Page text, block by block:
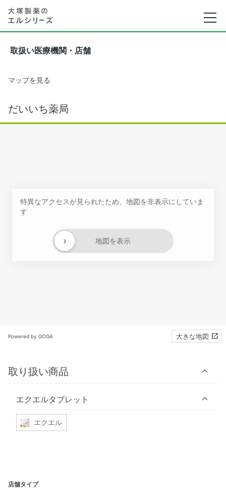
取扱い医療機関・店舗
マップを見る
だいいち薬局
特異なアクセスが見られたため、地図を非表示にしていま
す
地図を表示
›
Powered by GOGA 大きな地図
取り扱い商品
エクエルタブレット
エクエル
店舗タイプ